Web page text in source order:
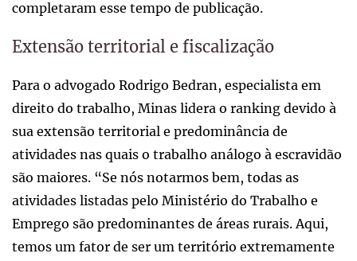
completaram esse tempo de publicação.
Extensão territorial e fiscalização
Para o advogado Rodrigo Bedran, especialista em
direito do trabalho, Minas lidera o ranking devido à
sua extensão territorial e predominância de
atividades nas quais o trabalho análogo à escravidão
são maiores. “Se nós notarmos bem, todas as
atividades listadas pelo Ministério do Trabalho e
Emprego são predominantes de áreas rurais. Aqui,
temos um fator de ser um território extremamente